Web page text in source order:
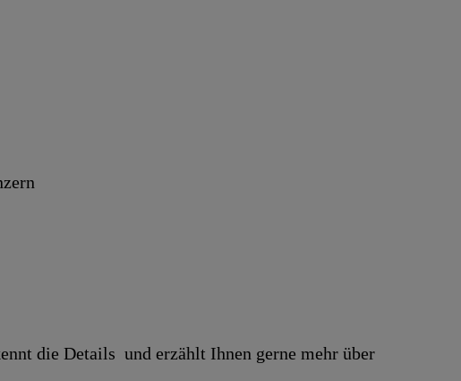
die Details und erzählt Ihnen gerne mehr über